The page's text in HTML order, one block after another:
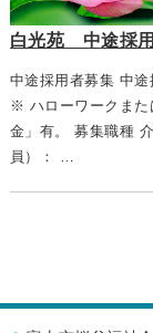
白光苑 中途採
中途採用者募集 中途
※ ハローワークまた
金」有。 募集職種
員）： …